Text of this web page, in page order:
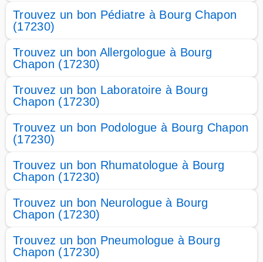
Trouvez un bon Pédiatre à Bourg Chapon
(17230)
Trouvez un bon Allergologue à Bourg
Chapon (17230)
Trouvez un bon Laboratoire à Bourg
Chapon (17230)
Trouvez un bon Podologue à Bourg Chapon
(17230)
Trouvez un bon Rhumatologue à Bourg
Chapon (17230)
Trouvez un bon Neurologue à Bourg
Chapon (17230)
Trouvez un bon Pneumologue à Bourg
Chapon (17230)